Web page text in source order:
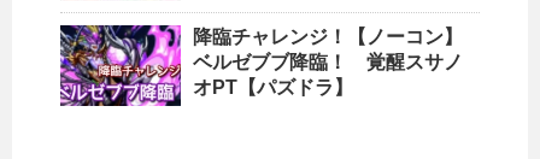
降臨チャレンジ！【ノーコン】
ベルゼブブ降臨！ 覚醒スサノ
オPT【パズドラ】